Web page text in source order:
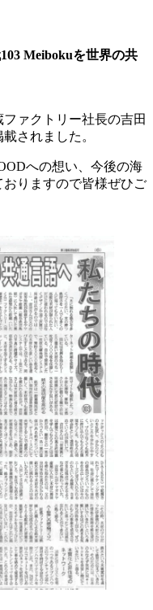
Meibokuを世界の共
ァクトリー社長の吉田
されました。
への想い、今後の海
りますので皆様ぜひご